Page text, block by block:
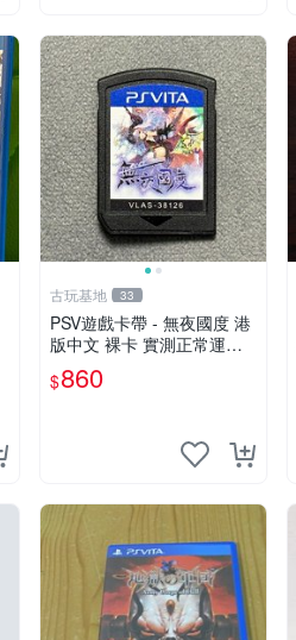
古玩基地 33
PSV遊戲卡帶 - 無夜國度 港
版中文 裸卡 實測正常運行
索尼專用 只能運行于PSV 無
夜國度 PSV 港版中文裸卡
$860